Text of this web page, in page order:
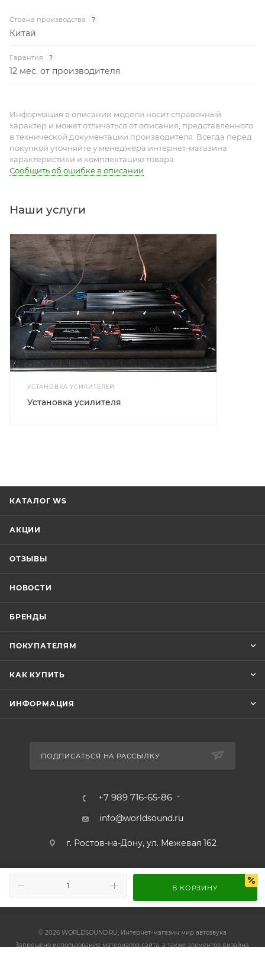
В КОРЗИНУ
Страна производства ?
Китай
Гарантия ?
12 мес. от производителя
Информация в описании модели носит справочный
характер и может отличаться от описания, представленного
в технической документации производителя. Всегда перед
покупкой уточняйте у менеджера интернет-магазина
характеристики и комплектацию товара.
Сообщить об ошибке в описании
Наши услуги
УСТАНОВКА УСИЛИТЕЛЕЙ
Установка усилителя
КАТАЛОГ WS
АКЦИИ
ОТЗЫВЫ
НОВОСТИ
БРЕНДЫ
ПОКУПАТЕЛЯМ
КАК КУПИТЬ
ИНФОРМАЦИЯ
ПОДПИСАТЬСЯ НА РАССЫЛКУ
+7 989 716-65-86
info@worldsound.ru
г. Ростов-на-Дону, ул. Межевая 162
© 2026 WORLDSOUND.RU, Интернет-магазин мир автозвука
Запрещено использование материалов сайта, а также элементов дизайна,